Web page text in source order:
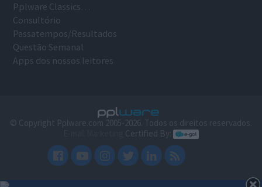
Pplware Classics…
Consultório
Passatempos/Resultados
Questão Semanal
Apps dos nossos leitores
© Copyright Pplware.com 2005-2026. Todos os direitos reservados.
Certified By: